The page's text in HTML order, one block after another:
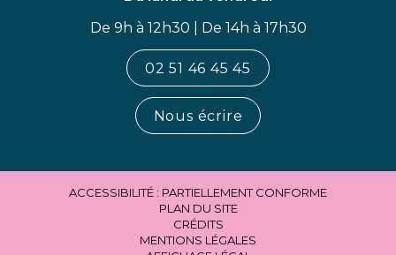
De 9h à 12h30 | De 14h à 17h30
02 51 46 45 45
Nous écrire
ACCESSIBILITÉ : PARTIELLEMENT CONFORME
PLAN DU SITE
CRÉDITS
MENTIONS LÉGALES